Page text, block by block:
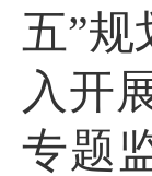
五”规
入开
专题